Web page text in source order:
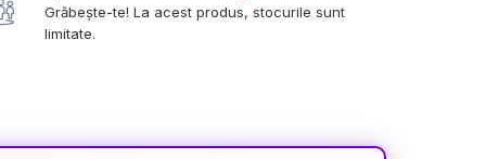
Grăbește-te! La acest produs, stocurile sunt
limitate.